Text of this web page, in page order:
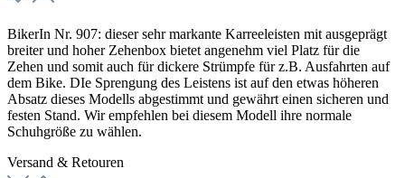
BikerIn Nr. 907: dieser sehr markante Karreeleisten mit ausgeprägt
breiter und hoher Zehenbox bietet angenehm viel Platz für die
Zehen und somit auch für dickere Strümpfe für z.B. Ausfahrten auf
dem Bike. DIe Sprengung des Leistens ist auf den etwas höheren
Absatz dieses Modells abgestimmt und gewährt einen sicheren und
festen Stand. Wir empfehlen bei diesem Modell ihre normale
Schuhgröße zu wählen.
Versand & Retouren